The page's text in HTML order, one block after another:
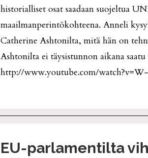
historialliset osat saadaan suojeltua
maailmanperintökohteena. Anneli
Catherine Ashtonilta, mitä hän on
Ashtonilta ei täysistunnon aikana saatu
http://www.youtube.com/
EU-parlamentilta